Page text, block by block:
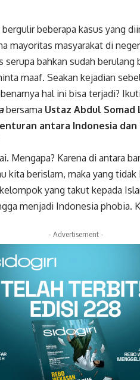
beberapa kasus yang
mayoritas masyarakat di
serupa bahkan sudah
maaf. Seakan kejadian
hal ini bisa terjadi?
bersama Ustaz Abdul Somad
antara Indonesia
Mengapa? Karena di antara
kita berislam, maka yang
yang takut kepada
menjadi Indonesia phobia.
- Advertisement -
Facebook
Gmail